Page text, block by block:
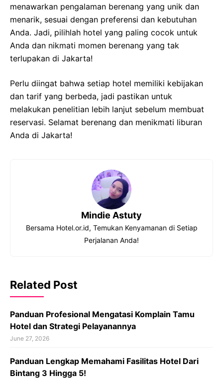
menawarkan pengalaman berenang yang unik dan
menarik, sesuai dengan preferensi dan kebutuhan
Anda. Jadi, pilihlah hotel yang paling cocok untuk
Anda dan nikmati momen berenang yang tak
terlupakan di Jakarta!
Perlu diingat bahwa setiap hotel memiliki kebijakan
dan tarif yang berbeda, jadi pastikan untuk
melakukan penelitian lebih lanjut sebelum membuat
reservasi. Selamat berenang dan menikmati liburan
Anda di Jakarta!
Mindie Astuty
Bersama Hotel.or.id, Temukan Kenyamanan di Setiap
Perjalanan Anda!
Related Post
Panduan Profesional Mengatasi Komplain Tamu
Hotel dan Strategi Pelayanannya
June 27, 2026
Panduan Lengkap Memahami Fasilitas Hotel Dari
Bintang 3 Hingga 5!